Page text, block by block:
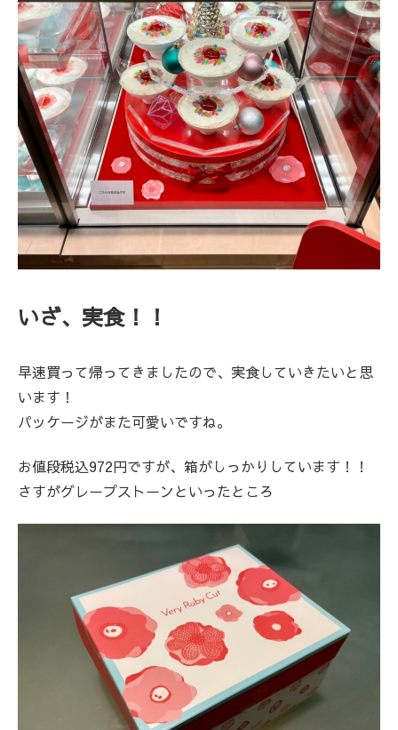
いざ、実食！！
早速買って帰ってきましたので、実食していきたいと思
います！
パッケージがまた可愛いですね。
お値段税込972円ですが、箱がしっかりしています！！
さすがグレープストーンといったところ